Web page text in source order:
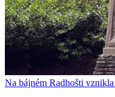
Na bájném Radhošti